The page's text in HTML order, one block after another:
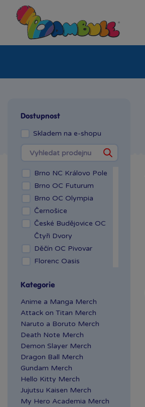
Dostupnost
Skladem na e-shopu
Brno NC Královo Pole
Brno OC Futurum
Brno OC Olympia
Černošice
České Budějovice OC
Čtyři Dvory
Děčín OC Pivovar
Florenc Oasis
Kladno OAZA
Liberec Géčko
Liberec OC Nisa
Mladá Boleslav OC
Olympia
OC Šestka
Olomouc Šantovka
Plzeň NC Galerie
Slovany
Kategorie
Anime a Manga Merch
Attack on Titan Merch
Naruto a Boruto Merch
Death Note Merch
Demon Slayer Merch
Dragon Ball Merch
Gundam Merch
Hello Kitty Merch
Jujutsu Kaisen Merch
My Hero Academia Merch